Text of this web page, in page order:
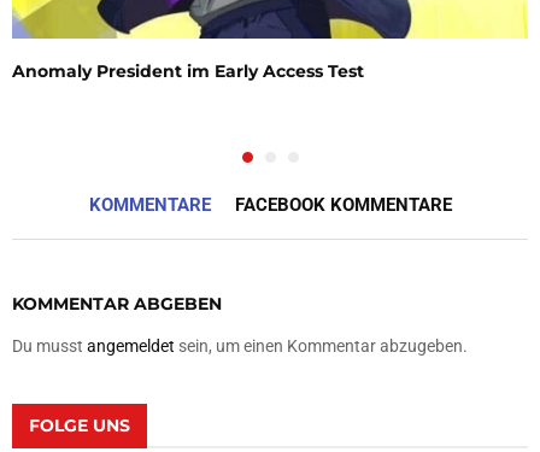
Anomaly President im Early Access Test
KOMMENTARE FACEBOOK KOMMENTARE
KOMMENTAR ABGEBEN
Du musst angemeldet sein, um einen Kommentar abzugeben.
FOLGE UNS